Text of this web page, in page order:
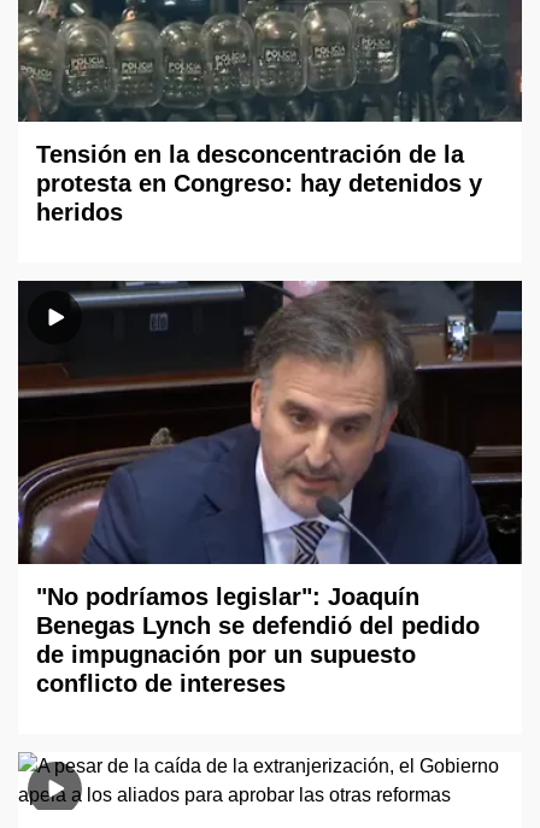
Tensión en la desconcentración de la
protesta en Congreso: hay detenidos y
heridos
"No podríamos legislar": Joaquín
Benegas Lynch se defendió del pedido
de impugnación por un supuesto
conflicto de intereses